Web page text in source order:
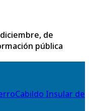
de
pública
Cabildo Insular de